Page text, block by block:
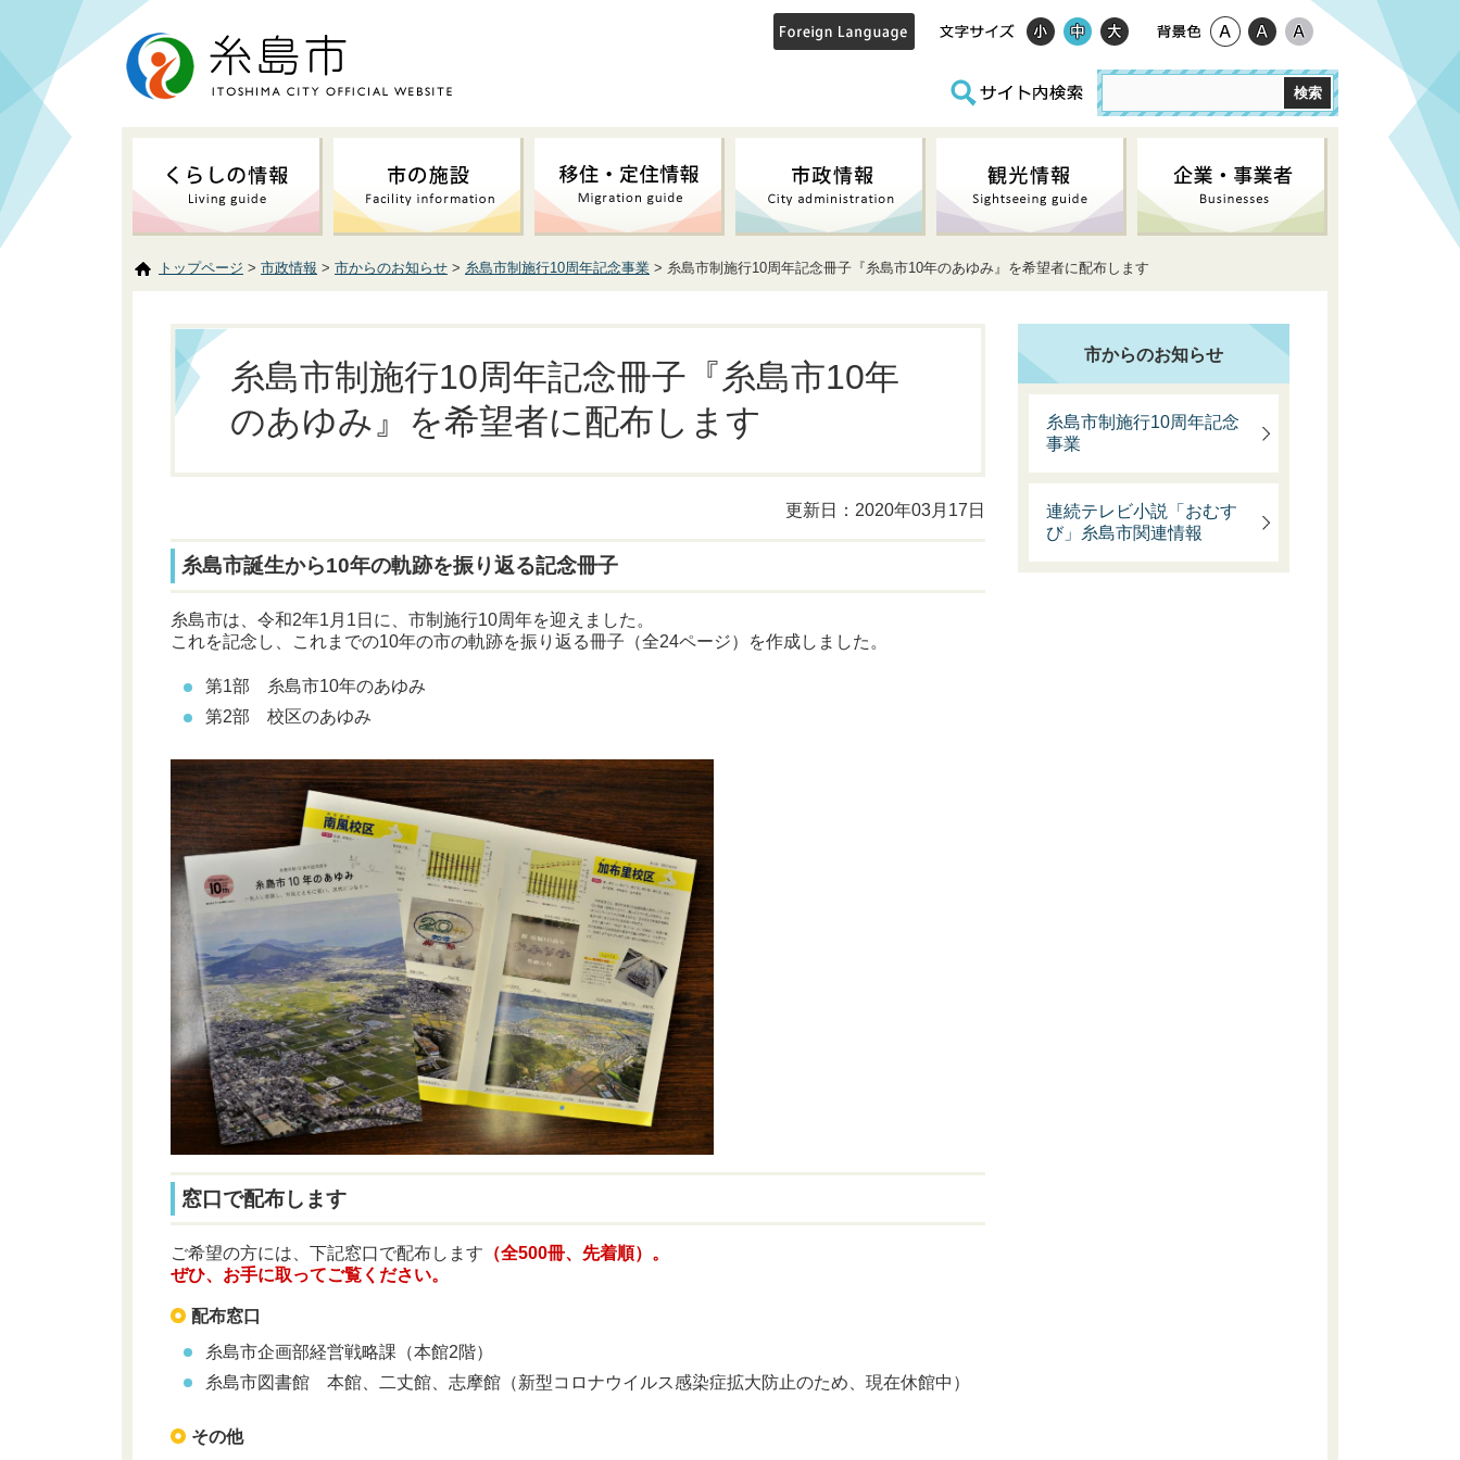
トップページ > 市政情報 > 市からのお知らせ > 糸島市制施行10周年記念事業 > 糸島市制施行10周年記念冊子『糸島市10年のあゆみ』を希望者に配布します
糸島市制施行10周年記念冊子『糸島市10年
のあゆみ』を希望者に配布します
更新日：2020年03月17日
糸島市誕生から10年の軌跡を振り返る記念冊子
糸島市は、令和2年1月1日に、市制施行10周年を迎えました。
これを記念し、これまでの10年の市の軌跡を振り返る冊子（全24ページ）を作成しました。
第1部 糸島市10年のあゆみ
第2部 校区のあゆみ
窓口で配布します
ご希望の方には、下記窓口で配布します （全500冊、先着順）。
ぜひ、お手に取ってご覧ください。
配布窓口
糸島市企画部経営戦略課（本館2階）
糸島市図書館 本館、二丈館、志摩館（新型コロナウイルス感染症拡大防止のため、現在休館中）
その他
市からのお知らせ
糸島市制施行10周年記念
事業
連続テレビ小説「おむす
び」糸島市関連情報